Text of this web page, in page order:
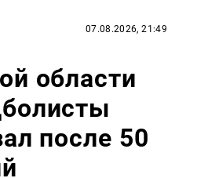
07.08.2026, 21:49
области
после 50